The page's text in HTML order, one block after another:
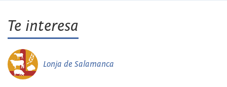
Te interesa
Lonja de Salamanca